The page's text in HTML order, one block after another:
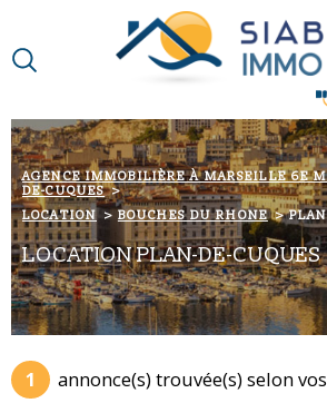
menu
contenu
AGENCE IMMOBILIÈRE À MARSEILLE 6E
DE-CUQUES
LOCATION
BOUCHES DU RHONE
LOCATION PLAN-DE-CUQUES
1 annonce(s) trouvée(s) selon
VOTRE
TYPE
D'OFFRE
TYPE
DE
BIEN
TYPE DE
VILLE